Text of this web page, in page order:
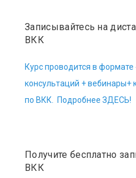
Записывайтесь на
ВКК
Курс проводится в
консультаций + вебинары+
по ВКК. Подробнее ЗДЕСЬ!
Получите бесплатно
ВКК